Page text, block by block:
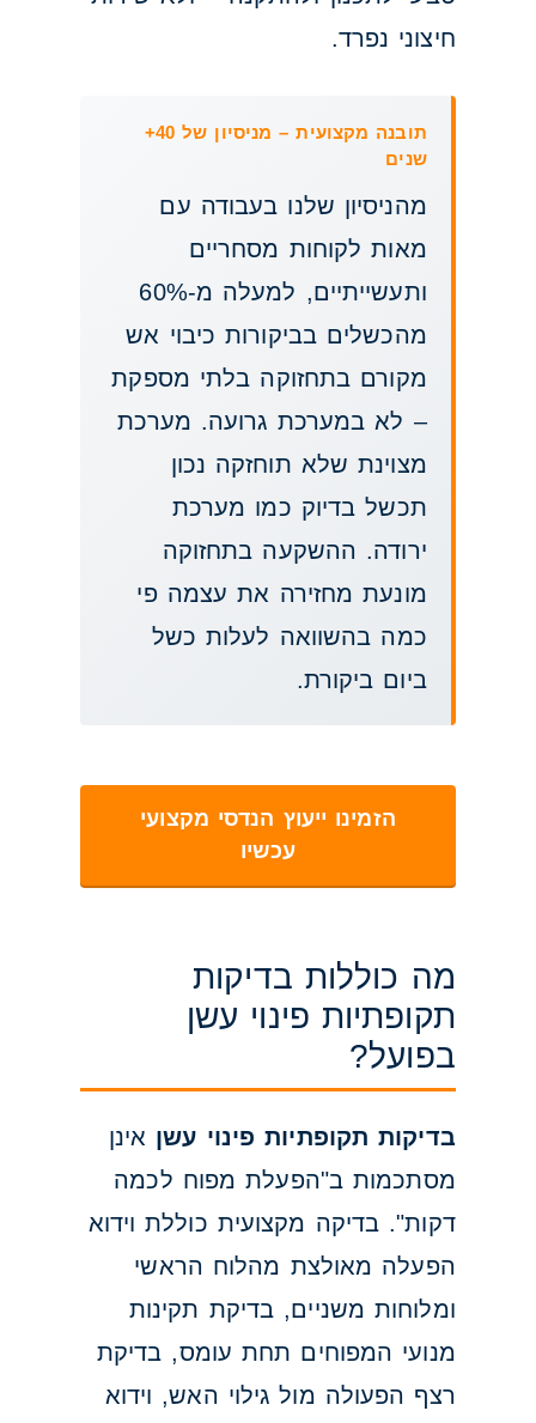
חיצוני נפרד.
תובנה מקצועית – מניסיון של 40+
שנים
מהניסיון שלנו בעבודה עם
מאות לקוחות מסחריים
ותעשייתיים, למעלה מ-60%
מהכשלים בביקורות כיבוי אש
מקורם בתחזוקה בלתי מספקת
– לא במערכת גרועה. מערכת
מצוינת שלא תוחזקה נכון
תכשל בדיוק כמו מערכת
ירודה. ההשקעה בתחזוקה
מונעת מחזירה את עצמה פי
כמה בהשוואה לעלות כשל
ביום ביקורת.
הזמינו ייעוץ הנדסי מקצועי
עכשיו
מה כוללות בדיקות
תקופתיות פינוי עשן
בפועל?
בדיקות תקופתיות פינוי עשן אינן
מסתכמות ב"הפעלת מפוח לכמה
דקות". בדיקה מקצועית כוללת וידוא
הפעלה מאולצת מהלוח הראשי
ומלוחות משניים, בדיקת תקינות
מנועי המפוחים תחת עומס, בדיקת
רצף הפעולה מול גילוי האש, וידוא